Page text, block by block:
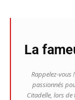
La
Rappelez-vous
passionnés
Citadelle, lors